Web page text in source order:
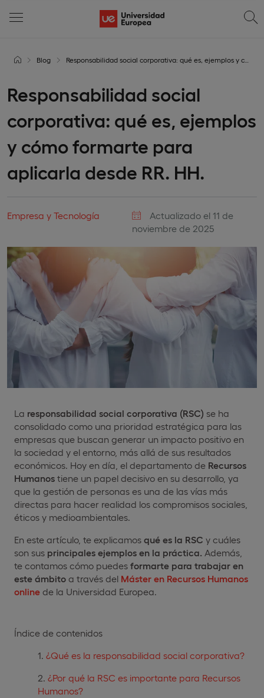
Blog Responsabilidad social corporativa: qué es, ejemplos y cómo formarte para aplicarla desde RR. HH.
Responsabilidad social
corporativa: qué es, ejemplos
y cómo formarte para
aplicarla desde RR. HH.
Empresa y Tecnología
Actualizado el 11 de
noviembre de 2025
La responsabilidad social corporativa (RSC) se ha
consolidado como una prioridad estratégica para las
empresas que buscan generar un impacto positivo en
la sociedad y el entorno, más allá de sus resultados
económicos. Hoy en día, el departamento de Recursos
Humanos tiene un papel decisivo en su desarrollo, ya
que la gestión de personas es una de las vías más
directas para hacer realidad los compromisos sociales,
éticos y medioambientales.
En este artículo, te explicamos qué es la RSC y cuáles
son sus principales ejemplos en la práctica. Además,
te contamos cómo puedes formarte para trabajar en
este ámbito a través del Máster en Recursos Humanos
online de la Universidad Europea.
Índice de contenidos
¿Qué es la responsabilidad social corporativa?
¿Por qué la RSC es importante para Recursos
Humanos?